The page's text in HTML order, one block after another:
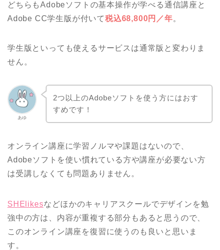
どちらもAdobeソフトの基本操作が学べる通信講座と
Adobe CC学生版が付いて税込68,800円／年。
学生版といっても使えるサービスは通常版と変わりま
せん。
あゆ
2つ以上のAdobeソフトを使う方にはおす
すめです！
オンライン講座に学習ノルマや課題はないので、
Adobeソフトを使い慣れている方や講座が必要ない方
は受講しなくても問題ありません。
SHElikesなどほかのキャリアスクールでデザインを勉
強中の方は、内容が重複する部分もあると思うので、
このオンライン講座を復習に使うのも良いと思いま
す。